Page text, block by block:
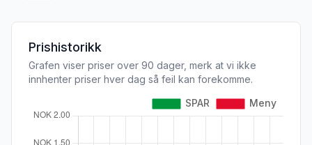
Prishistorikk
Grafen viser priser over 90 dager, merk at vi ikke
innhenter priser hver dag så feil kan forekomme.